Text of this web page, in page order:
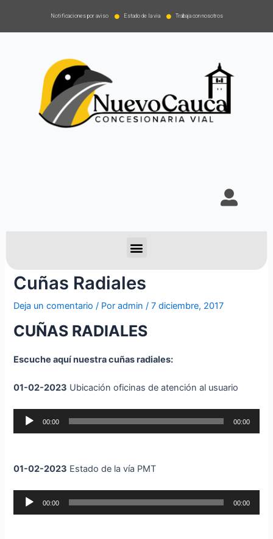
Notificaciones por aviso Estado de la via Trabaja con nosotros
Cuñas Radiales
Deja un comentario / Poradmin /7 diciembre, 2017
CUÑAS RADIALES
Escuche aquí nuestra cuñas radiales:
01-02-2023 Ubicación oficinas de atención al usuario
Reproductor
00:00 00:00
01-02-2023 Estado de la vía PMT
Reproductor
00:00 00:00